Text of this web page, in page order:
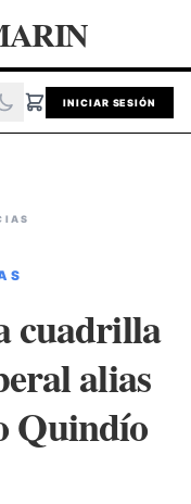
INICIAR SESIÓN
cuadrilla
alias
Quindío